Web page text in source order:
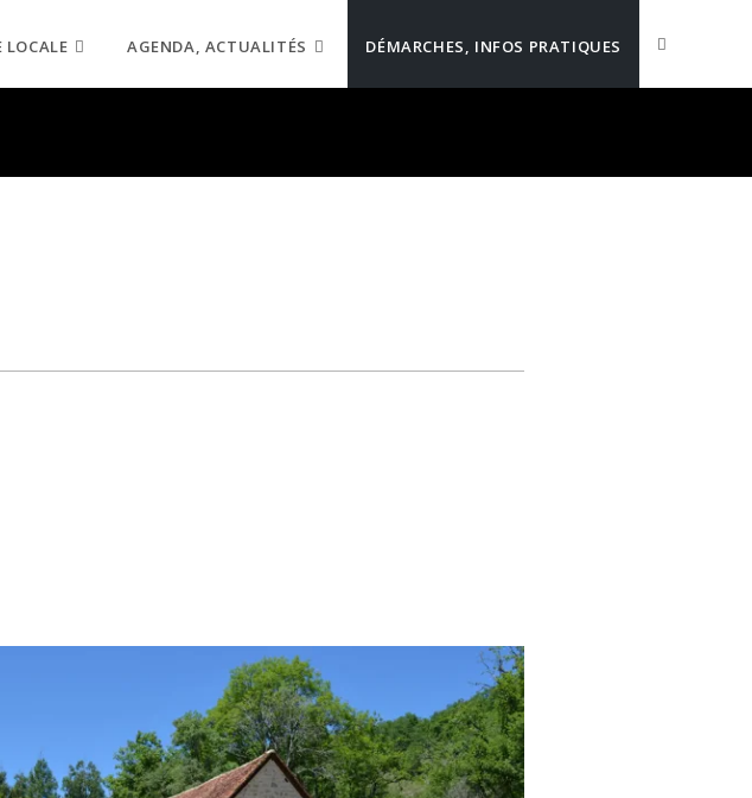
LOCALE AGENDA, ACTUALITÉS DÉMARCHES, INFOS PRATIQUES